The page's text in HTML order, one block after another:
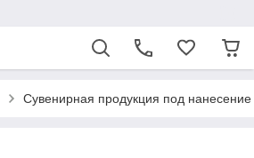
Сувенирная продукция под нанесение